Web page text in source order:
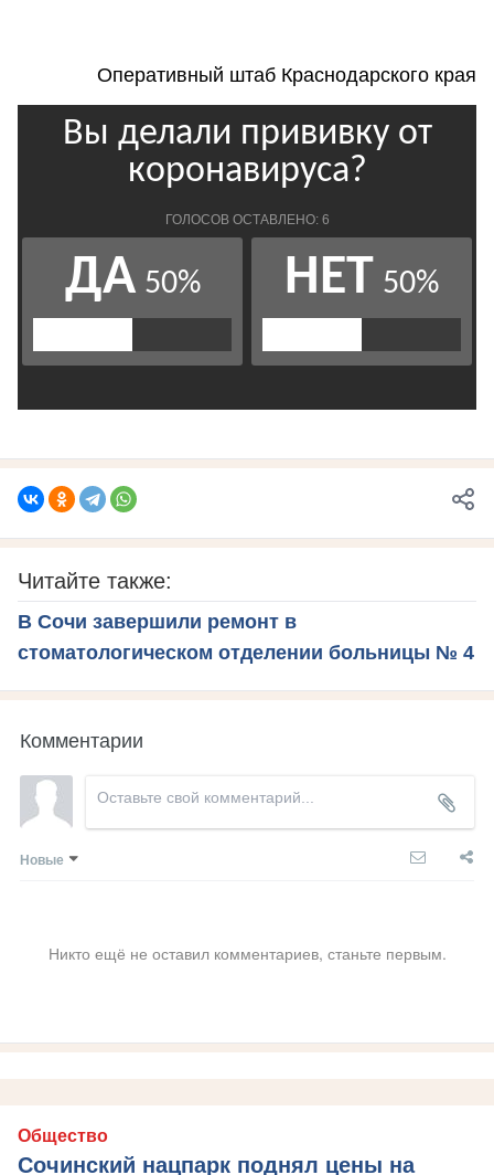
Оперативный штаб Краснодарского края
Читайте также:
В Сочи завершили ремонт в
стоматологическом отделении больницы № 4
Комментарии
Новые
Никто ещё не оставил комментариев, станьте первым.
Общество
Сочинский нацпарк поднял цены на